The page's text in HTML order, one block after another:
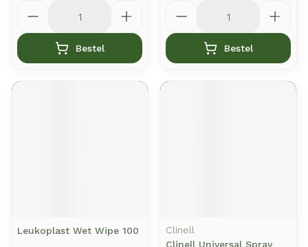
Bestel Bestel
Leukoplast Wet Wipe 100
Clinell
Clinell Universal Spray